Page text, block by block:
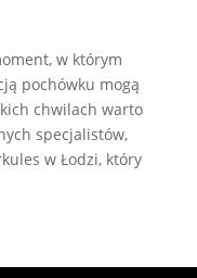
w którym
pochówku mogą
chwilach warto
specjalistów,
w Łodzi, który